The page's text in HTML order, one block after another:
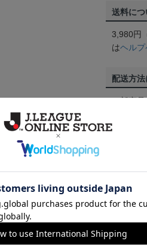
送料につ
3,980円
はヘルプ
配送方
一部商
商品画
ンのメ
なって
【仕様に
取り扱